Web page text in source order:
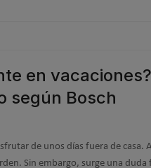
en
según Bosch
de unos días fuera de casa.
Sin embargo, surge una